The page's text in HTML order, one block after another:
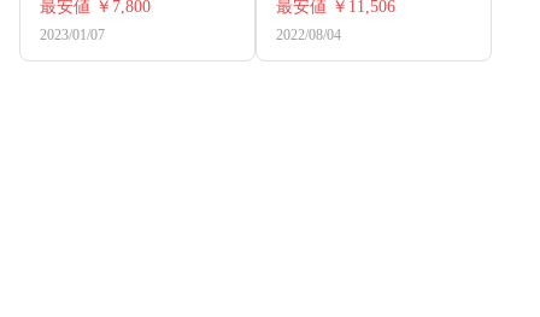
最安値 ￥7,800
2023/01/07
最安値 ￥11,506
2022/08/04